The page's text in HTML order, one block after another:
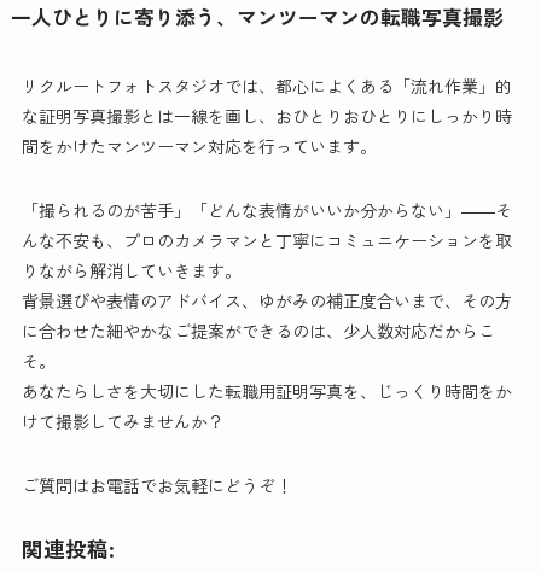
一人ひとりに寄り添う、マンツーマンの転職写真撮影
リクルートフォトスタジオでは、都心によくある「流れ作業」的
な証明写真撮影とは一線を画し、おひとりおひとりにしっかり時
間をかけたマンツーマン対応を行っています。
「撮られるのが苦手」「どんな表情がいいか分からない」――そ
んな不安も、プロのカメラマンと丁寧にコミュニケーションを取
りながら解消していきます。
背景選びや表情のアドバイス、ゆがみの補正度合いまで、その方
に合わせた細やかなご提案ができるのは、少人数対応だからこ
そ。
あなたらしさを大切にした転職用証明写真を、じっくり時間をか
けて撮影してみませんか？
ご質問はお電話でお気軽にどうぞ！
関連投稿: